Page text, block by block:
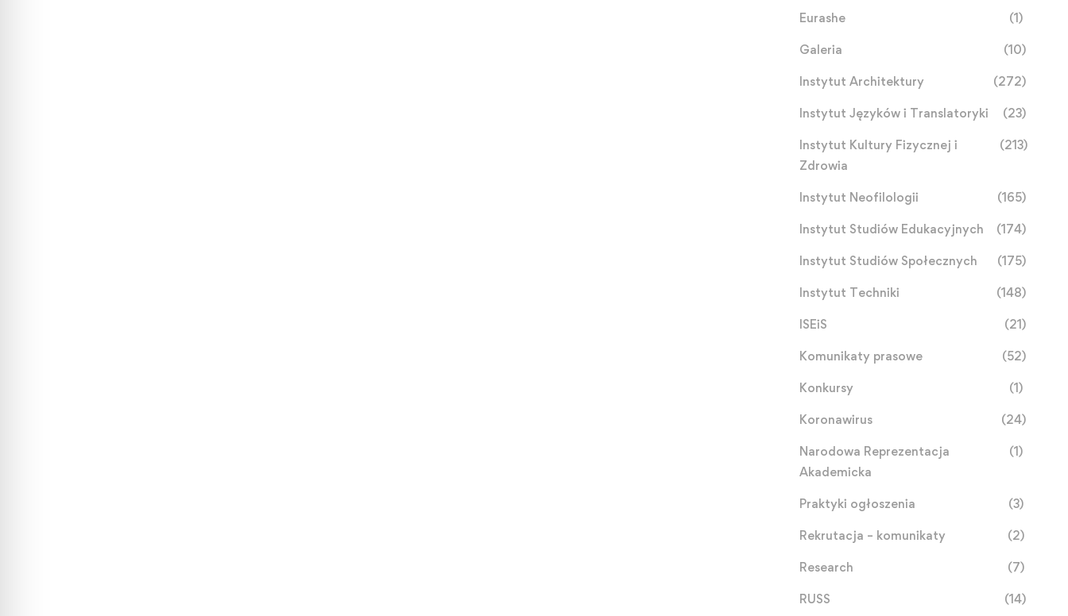
Eurashe (1)
Galeria (10)
Instytut Architektury (272)
Instytut Języków i Translatoryki (23)
Instytut Kultury Fizycznej i
Zdrowia
(213)
Instytut Neofilologii (165)
Instytut Studiów Edukacyjnych (174)
Instytut Studiów Społecznych (175)
Instytut Techniki (148)
ISEiS (21)
Komunikaty prasowe (52)
Konkursy (1)
Koronawirus (24)
Narodowa Reprezentacja
Akademicka
(1)
Praktyki ogłoszenia (3)
Rekrutacja – komunikaty (2)
Research (7)
RUSS (14)